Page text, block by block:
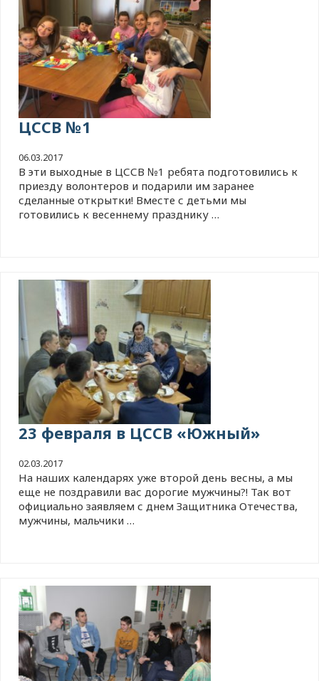
ЦССВ №1
06.03.2017
В эти выходные в ЦССВ №1 ребята подготовились к
приезду волонтеров и подарили им заранее
сделанные открытки! Вместе с детьми мы
готовились к весеннему празднику …
23 февраля в ЦССВ «Южный»
02.03.2017
На наших календарях уже второй день весны, а мы
еще не поздравили вас дорогие мужчины?! Так вот
официально заявляем с днем Защитника Отечества,
мужчины, мальчики …